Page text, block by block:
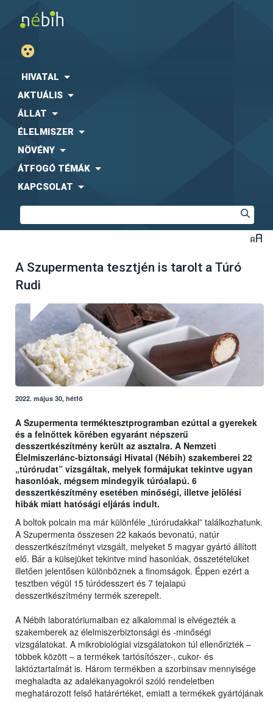
HIVATAL
AKTUÁLIS
ÁLLAT
ÉLELMISZER
NÖVÉNY
ÁTFOGÓ TÉMÁK
KAPCSOLAT
A Szupermenta tesztjén is tarolt a Túró
Rudi
2022. május 30, hétfő
A Szupermenta terméktesztprogramban ezúttal a gyerekek
és a felnőttek körében egyaránt népszerű
desszertkészítmény került az asztalra. A Nemzeti
Élelmiszerlánc-biztonsági Hivatal (Nébih) szakemberei 22
„túrórudat” vizsgáltak, melyek formájukat tekintve ugyan
hasonlóak, mégsem mindegyik túróalapú. 6
desszertkészítmény esetében minőségi, illetve jelölési
hibák miatt hatósági eljárás indult.
A boltok polcain ma már különféle „túrórudakkal” találkozhatunk.
A Szupermenta összesen 22 kakaós bevonatú, natúr
desszertkészítményt vizsgált, melyeket 5 magyar gyártó állított
elő. Bár a külsejüket tekintve mind hasonlóak, összetételüket
illetően jelentősen különböznek a finomságok. Éppen ezért a
tesztben végül 15 túródesszert és 7 tejalapú
desszertkészítmény termék szerepelt.
A Nébih laboratóriumaiban ez alkalommal is elvégezték a
szakemberek az élelmiszerbiztonsági és -minőségi
vizsgálatokat. A mikrobiológiai vizsgálatokon túl ellenőrizték –
többek között – a termékek tartósítószer-, cukor- és
laktóztartalmát is. Három termékben a szorbinsav mennyisége
meghaladta az adalékanyagokról szóló rendeletben
meghatározott felső határértéket, emiatt a termékek gyártójának